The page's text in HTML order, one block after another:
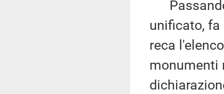
unificato, fa
reca
monumenti